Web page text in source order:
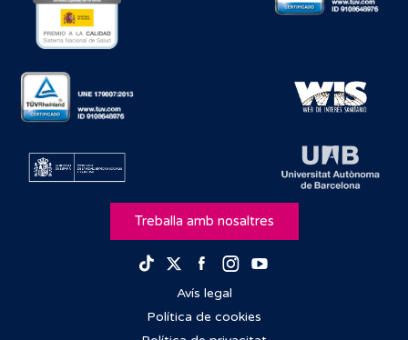
Treballa amb nosaltres
TikTokTwitterFacebook
Instagram
Avís legal
Política de cookies